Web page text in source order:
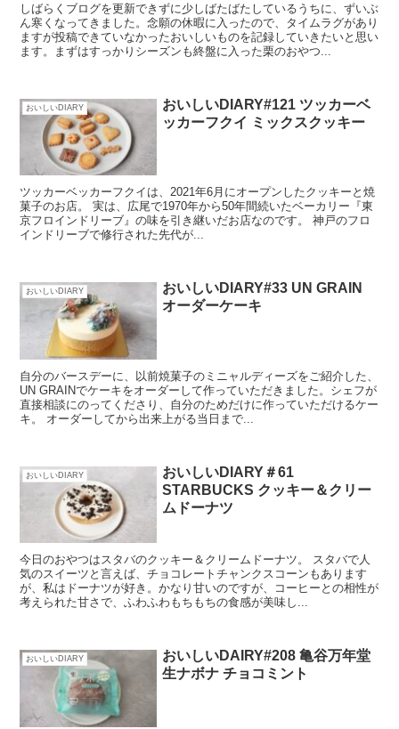
しばらくブログを更新できずに少しばたばたしているうちに、ずいぶ
ん寒くなってきました。念願の休暇に入ったので、タイムラグがあり
ますが投稿できていなかったおいしいものを記録していきたいと思い
ます。まずはすっかりシーズンも終盤に入った栗のおやつ...
おいしいDIARY
おいしいDIARY#121 ツッカーベ
ッカーフクイ ミックスクッキー
ツッカーベッカーフクイは、2021年6月にオープンしたクッキーと焼
菓子のお店。 実は、広尾で1970年から50年間続いたベーカリー『東
京フロインドリーブ』の味を引き継いだお店なのです。 神戸のフロ
インドリーブで修行された先代が...
おいしいDIARY
おいしいDIARY#33 UN GRAIN
オーダーケーキ
自分のバースデーに、以前焼菓子のミニャルディーズをご紹介した、
UN GRAINでケーキをオーダーして作っていただきました。シェフが
直接相談にのってくださり、自分のためだけに作っていただけるケー
キ。 オーダーしてから出来上がる当日まで...
おいしいDIARY
おいしいDIARY＃61
STARBUCKS クッキー＆クリー
ムドーナツ
今日のおやつはスタバのクッキー＆クリームドーナツ。 スタバで人
気のスイーツと言えば、チョコレートチャンクスコーンもあります
が、私はドーナツが好き。かなり甘いのですが、コーヒーとの相性が
考えられた甘さで、ふわふわもちもちの食感が美味し...
おいしいDIARY
おいしいDAIRY#208 亀谷万年堂
生ナボナ チョコミント